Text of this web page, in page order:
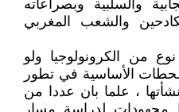
والسلبية وبصراعاته
والشعب المغربي
من الكرونولوجيا ولو
الأساسية في تطور
نشأتها ، علما بان عددا من